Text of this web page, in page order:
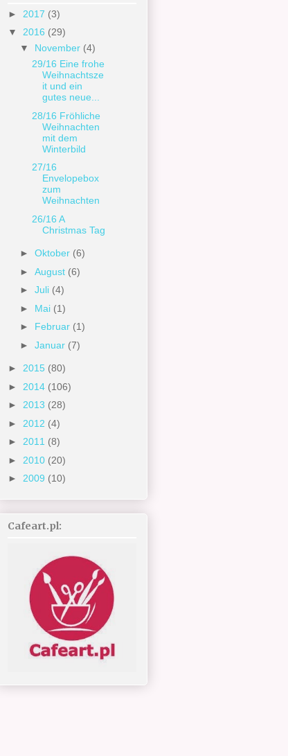
► 2017 (3)
▼ 2016 (29)
▼ November (4)
29/16 Eine frohe
Weihnachtsze
it und ein
gutes neue...
28/16 Fröhliche
Weihnachten
mit dem
Winterbild
27/16
Envelopebox
zum
Weihnachten
26/16 A
Christmas Tag
► Oktober (6)
► August (6)
► Juli (4)
► Mai (1)
► Februar (1)
► Januar (7)
► 2015 (80)
► 2014 (106)
► 2013 (28)
► 2012 (4)
► 2011 (8)
► 2010 (20)
► 2009 (10)
Cafeart.pl: